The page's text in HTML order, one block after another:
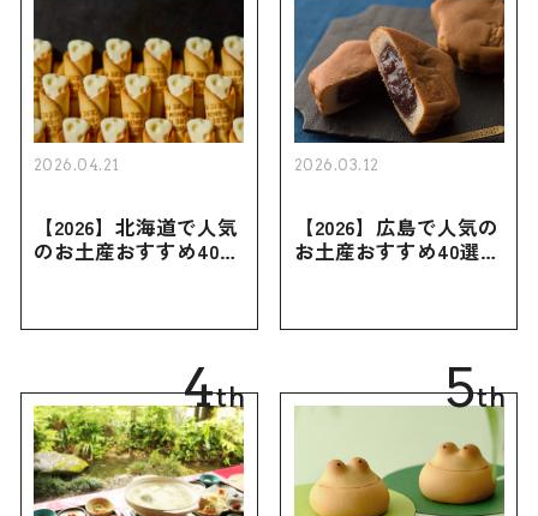
2026.04.21
【2026】北海道で人気
のお土産おすすめ40選
買えない限定品、女性
2026.03.12
【2026】広島で人気の
お土産おすすめ40選｜
き用、女性向けまで幅
4th 5th